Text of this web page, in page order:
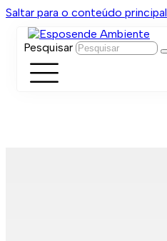
Saltar para o conteúdo principal
Pesquisar